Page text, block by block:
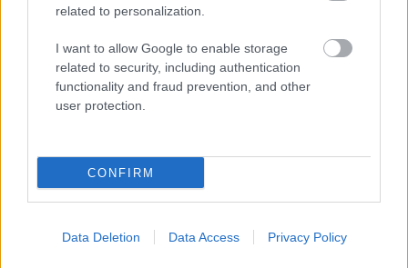
related to personalization.
I want to allow Google to enable storage
related to security, including authentication
functionality and fraud prevention, and other
user protection.
CONFIRM
Data Deletion Data Access Privacy Policy
VAGY